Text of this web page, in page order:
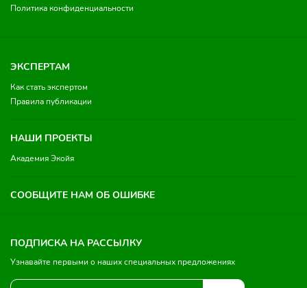
Политика конфиденциальности
ЭКСПЕРТАМ
Как стать экспертом
Правила публикации
НАШИ ПРОЕКТЫ
Академия Экойя
СООБЩИТЕ НАМ ОБ ОШИБКЕ
ПОДПИСКА НА РАССЫЛКУ
Узнавайте первыми о наших специальных предложениях